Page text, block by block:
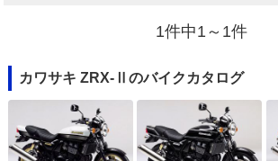
1件中1～1件
カワサキ ZRX-Ⅱのバイクカタログ